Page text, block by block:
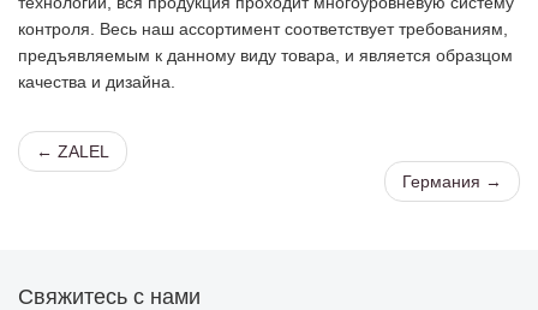
контроля. Весь наш ассортимент соответствует требованиям,
предъявляемым к данному виду товара, и является образцом
качества и дизайна.
← ZALEL
Германия →
Свяжитесь с нами